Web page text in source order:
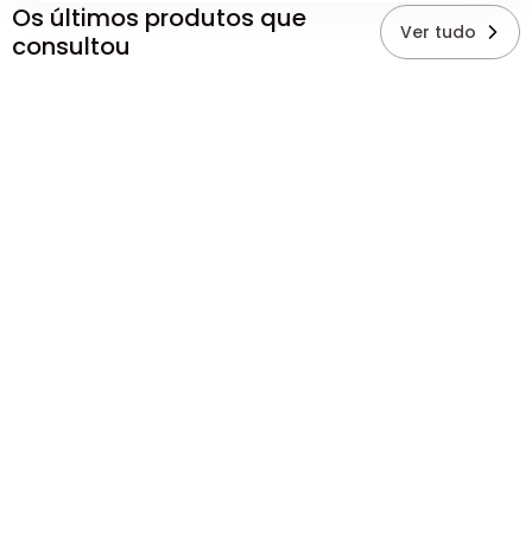
Os últimos produtos que
consultou
Ver tudo